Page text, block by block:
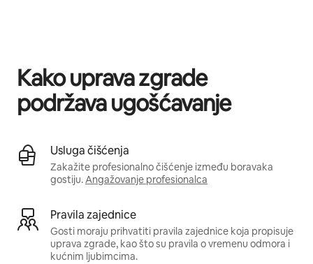
Kako uprava zgrade
podržava ugošćavanje
Usluga čišćenja
Zakažite profesionalno čišćenje između boravaka
gostiju.Angažovanje profesionalca
Pravila zajednice
Gosti moraju prihvatiti pravila zajednice koja propisuje
uprava zgrade, kao što su pravila o vremenu odmora i
kućnim ljubimcima.